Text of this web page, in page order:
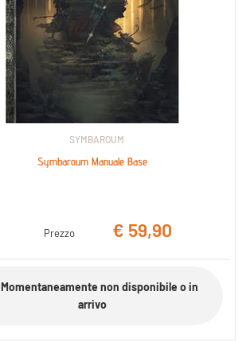
SYMBAROUM
Symbaroum Manuale Base
Prezzo € 59,90
Momentaneamente non disponibile o in
arrivo